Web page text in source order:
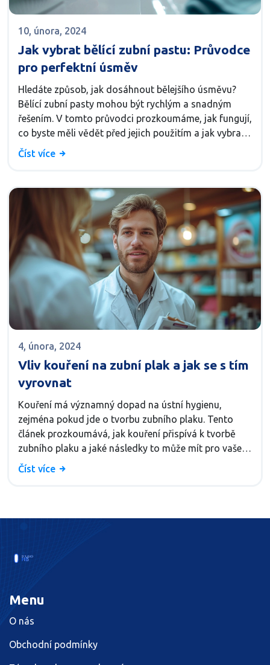
10, února, 2024
Jak vybrat bělící zubní pastu: Průvodce
pro perfektní úsměv
Hledáte způsob, jak dosáhnout bělejšího úsměvu?
Bělící zubní pasty mohou být rychlým a snadným
řešením. V tomto průvodci prozkoumáme, jak fungují,
co byste měli vědět před jejich použitím a jak vybrat
tu nejlepší pro vaše potřeby. Připravte se na objevení
Číst více
4, února, 2024
Vliv kouření na zubní plak a jak se s tím
vyrovnat
Kouření má významný dopad na ústní hygienu,
zejména pokud jde o tvorbu zubního plaku. Tento
článek prozkoumává, jak kouření přispívá k tvorbě
zubního plaku a jaké následky to může mít pro vaše
ústní zdraví. Dozvíte se také o účinných metodách
vaše ústní zdraví.
Číst více
Menu
O nás
Obchodní podmínky